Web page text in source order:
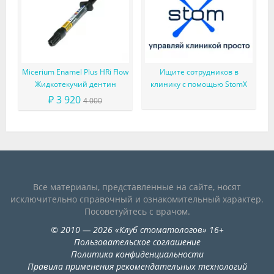
Micerium Enamel Plus HRi Flow
Жидкотекучий дентин
₽ 3 920 4 000
Ищите сотрудников в
клинику с помощью StomX
Все материалы, представленные на сайте, носят
исключительно справочный и ознакомительный характер.
Посоветуйтесь с врачом.
© 2010— 2026«Клуб стоматологов» 16+
Пользовательское соглашение
Политика конфиденциальности
Правила применения рекомендательных технологий